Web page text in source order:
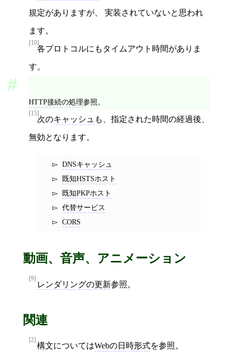
規定がありますが、 実装されていないと思われ
ます。
[10]
各プロトコルにもタイムアウト時間がありま
す。
HTTP接続の処理参照。
[15]
次のキャッシュ も、指定された時間の経過後、
無効となります。
DNSキャッシュ
既知HSTSホスト
既知PKPホスト
代替サービス
CORS
動画、音声、アニメーション
[9]
レンダリングの更新参照。
関連
[2]
構文についてはWebの日時形式を参照。